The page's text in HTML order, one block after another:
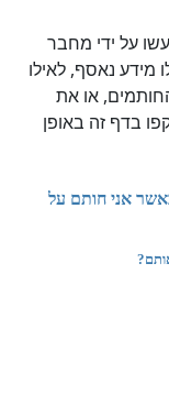
על ידי מחבר
נאסף, לאילו
או את
בדף זה באופן
אני חותם על